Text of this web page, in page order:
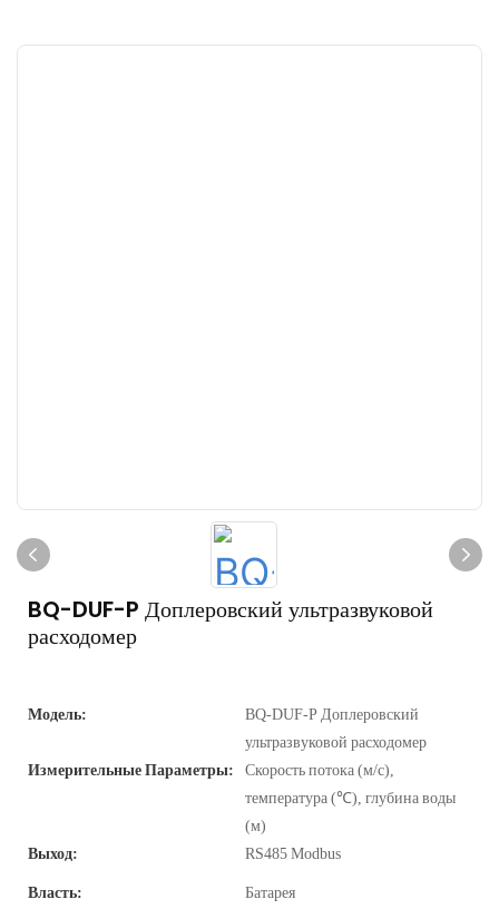
BQ-DUF-P Доплеровский ультразвуковой
расходомер
Модель:
BQ-DUF-P Доплеровский
ультразвуковой расходомер
Измерительные Параметры:
Скорость потока (м/с),
температура (℃), глубина воды
(м)
Выход:
RS485 Modbus
Власть: Батарея